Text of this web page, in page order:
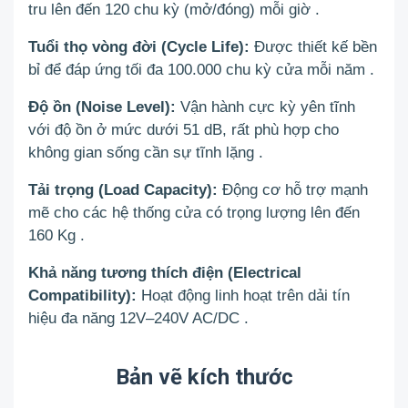
tru lên đến 120 chu kỳ (mở/đóng) mỗi giờ .
Tuổi thọ vòng đời (Cycle Life): Được thiết kế bền
bỉ để đáp ứng tối đa 100.000 chu kỳ cửa mỗi năm .
Độ ồn (Noise Level): Vận hành cực kỳ yên tĩnh
với độ ồn ở mức dưới 51 dB, rất phù hợp cho
không gian sống cần sự tĩnh lặng .
Tải trọng (Load Capacity): Động cơ hỗ trợ mạnh
mẽ cho các hệ thống cửa có trọng lượng lên đến
160 Kg .
Khả năng tương thích điện (Electrical
Compatibility): Hoạt động linh hoạt trên dải tín
hiệu đa năng 12V–240V AC/DC .
Bản vẽ kích thước